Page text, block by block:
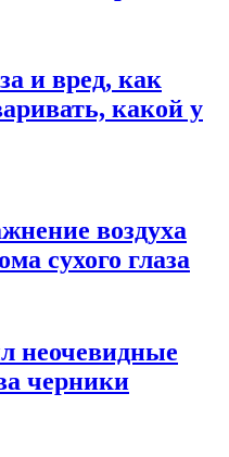
и вред, как
какой у
воздуха
сухого глаза
неочевидные
черники